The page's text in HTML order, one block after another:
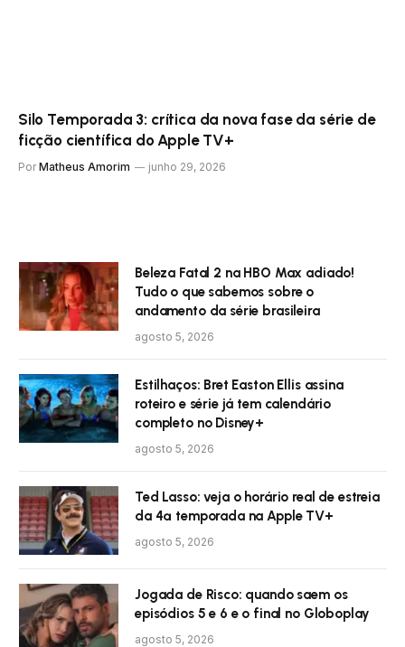
Silo Temporada 3: crítica da nova fase da série de
ficção científica do Apple TV+
Por Matheus Amorim junho 29, 2026
Beleza Fatal 2 na HBO Max adiado!
Tudo o que sabemos sobre o
andamento da série brasileira
agosto 5, 2026
Estilhaços: Bret Easton Ellis assina
roteiro e série já tem calendário
completo no Disney+
agosto 5, 2026
Ted Lasso: veja o horário real de estreia
da 4ª temporada na Apple TV+
agosto 5, 2026
Jogada de Risco: quando saem os
episódios 5 e 6 e o final no Globoplay
agosto 5, 2026